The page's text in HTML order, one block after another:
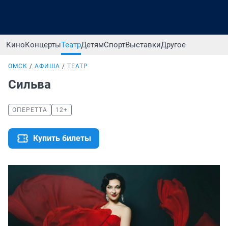
КиноКонцертыТеатрДетямСпортВыставкиДругое
ОМСК АФИША ТЕАТР
Сильва
ОПЕРЕТТА 12+
Купить билеты